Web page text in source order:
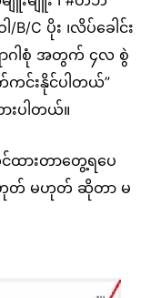
/B/C ပိုး ၊လိပ်ခေါင်း
ာဂါစုံ အတွက် ၄လ စွဲ
ကင်းနိုင်ပါတယ်”
းပါတယ်။
ထားတာတွေ့ရပေ
ဟုတ် မဟုတ် ဆိုတာ မ